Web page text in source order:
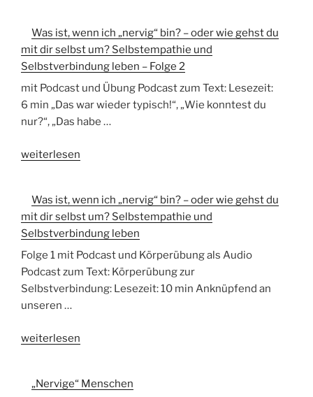
selbst
um?
Selbstempathie
und
Selbstverbindung
leben
Folge
ich
„nervig“
bin?
–
oder
wie
du
selbst
um?
Selbstempathie
und
Selbstverbindung
leben
–
3“
Was ist, wenn ich „nervig“ bin? – oder wie gehst du
mit dir selbst um? Selbstempathie und
Selbstverbindung leben – Folge 2
mit Podcast und Übung Podcast zum Text: Lesezeit:
6 min „Das war wieder typisch!“, „Wie konntest du
nur?“, „Das habe …
„Was
ich
„nervig“
bin?
–
oder
wie
gehst
mit
um?
weiterlesen
Was ist, wenn ich „nervig“ bin? – oder wie gehst du
mit dir selbst um? Selbstempathie und
Selbstverbindung leben
Folge 1 mit Podcast und Körperübung als Audio
Podcast zum Text: Körperübung zur
Selbstverbindung: Lesezeit: 10 min Anknüpfend an
unseren …
„Was
ich
weiterlesen
„Nervige“ Menschen